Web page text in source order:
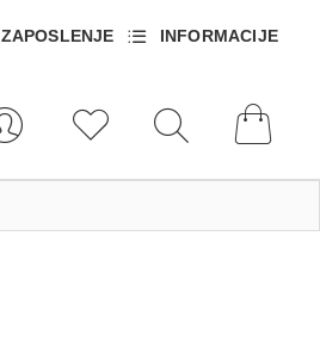
ZAPOSLENJE INFORMACIJE